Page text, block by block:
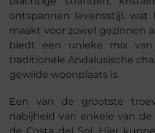
ontspannen levensstijl, wat
maakt voor zowel gezinnen
biedt een unieke mix
traditionele Andalusische
gewilde woonplaats is.
Een van de grootste
nabijheid van enkele van